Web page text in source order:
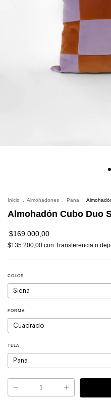
Inicio Almohadones Pana
Almohadón Cubo Duo
$169.000,00
$135.200,00 con Transferencia o
COLOR
FORMA
TELA